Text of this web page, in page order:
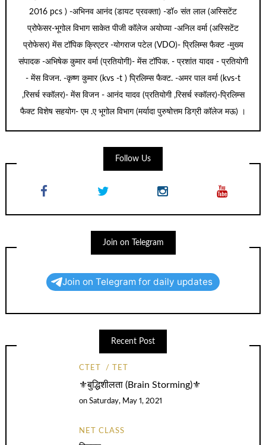
2016 pcs ) -अभिनव आनंद (डायट प्रवक्ता) -डॉ० संत लाल (अस्सिटेंट
प्रोफेसर-भूगोल विभाग साकेत पीजी कॉलेज अयोघ्या -अनिल वर्मा (अस्सिटेंट
प्रोफेसर) मेंस टॉपिक क्रिएटर -योगराज पटेल (VDO)- प्रिलिम्स फैक्ट -मुख्य
संपादक -अभिषेक कुमार वर्मा (प्रतियोगी)- मेंस टॉपिक. - प्रशांत यादव - प्रतियोगी
- मेंस विजन. -कृष्ण कुमार (kvs -t ) प्रिलिम्स फैक्ट. -अमर पाल वर्मा (kvs-t
,रिसर्च स्कॉलर)- मेंस विजन - आनंद यादव (प्रतियोगी ,रिसर्च स्कॉलर)-प्रिलिम्स
फैक्ट विशेष सहयोग- एम .ए भूगोल विभाग (मर्यादा पुरुषोत्तम डिग्री कॉलेज मऊ) ।
Follow Us
Join on Telegram
Join on Telegram for daily updates
Recent Post
CTET TET
⚜️बुद्धिशीलता (Brain Storming)⚜️
onSaturday, May 1, 2021
NET CLASS